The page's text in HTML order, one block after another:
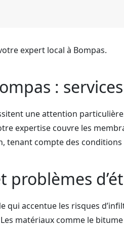
expert local à Bompas.
:
une attention
expertise couvre les
tenant compte des
problèmes
qui accentue les risques
matériaux comme le